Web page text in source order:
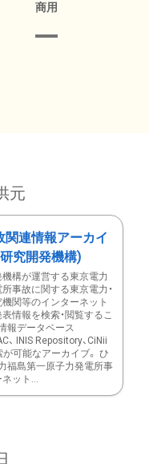
商用
元
関連情報アーカイ
究開発機構)
構が運営する東京電力
事故に関する東京電力・
機関等のインターネット
情報を検索・閲覧するこ
報データベース
、 INIS Repository、CiNii
可能なアーカイブ。 ひ
福島第一原子力発電所事
ット...